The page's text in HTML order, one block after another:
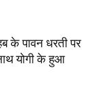
के पावन धरती पर
योगी के हुआ